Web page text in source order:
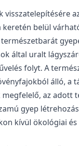
visszatelepítésére
belül
által uralt
folyt. A
álló, a
az adott
gyep
kívül ökológiai